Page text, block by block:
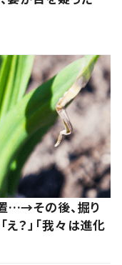
…→その後、掘り
？」「我々は進化